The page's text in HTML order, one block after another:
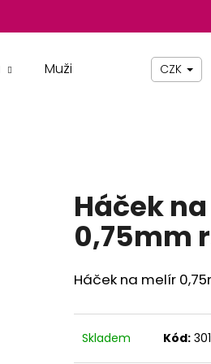
Muži Beauty By
CZK
Háček
0,75mm
Háček na melír
Skladem Kód: